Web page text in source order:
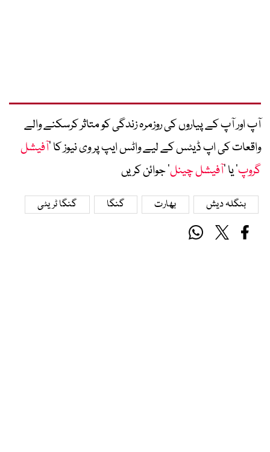
آپ اور آپ کے پیاروں کی روزمرہ زندگی کو متاثر کرسکنے والے
واقعات کی اپ ڈیٹس کے لیے واٹس ایپ پر وی نیوز کا ’آفیشل
گروپ‘ یا ’آفیشل چینل‘ جوائن کریں
بنگلہ دیش بھارت گنگا گنگا ٹریٹی